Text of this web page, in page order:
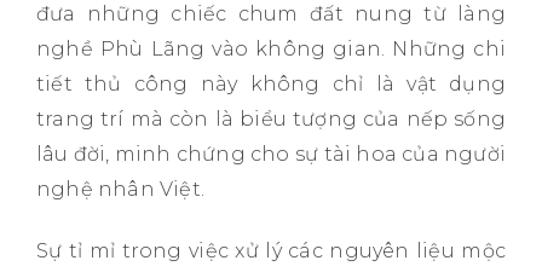
đưa những chiếc chum đất nung từ làng
nghề Phù Lãng vào không gian. Những chi
tiết thủ công này không chỉ là vật dụng
trang trí mà còn là biểu tượng của nếp sống
lâu đời, minh chứng cho sự tài hoa của người
nghệ nhân Việt.
Sự tỉ mỉ trong việc xử lý các nguyên liệu mộc